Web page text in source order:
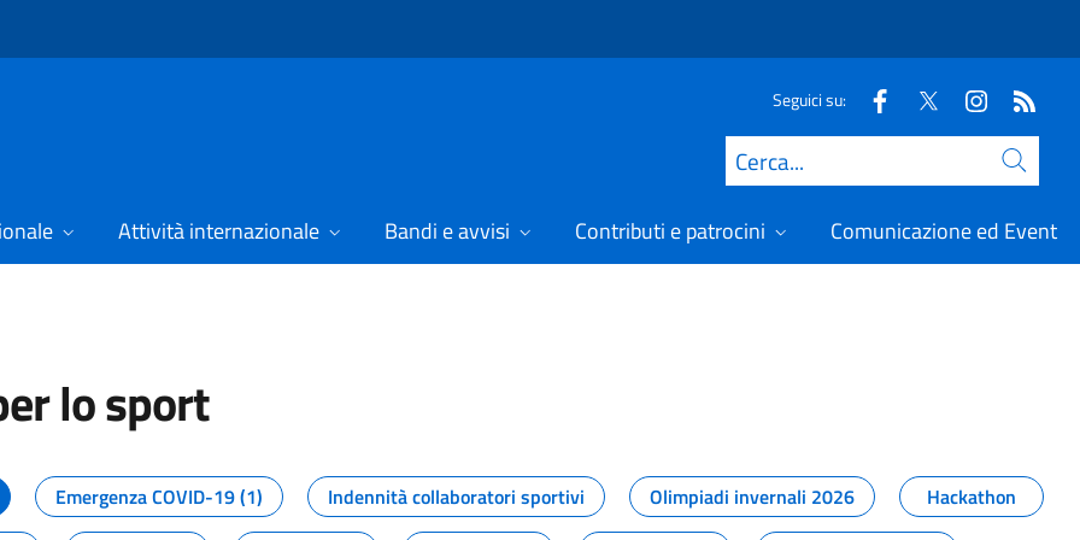
Seguici su:
Cerca
Attività internazionale Bandi e avvisi Contributi e patrocini Comunicazione ed Eventi
lo sport
dal Dipartimento per lo sport
Emergenza COVID-19 (1) Indennità collaboratori sportivi Olimpiadi invernali 2026
Hackathon